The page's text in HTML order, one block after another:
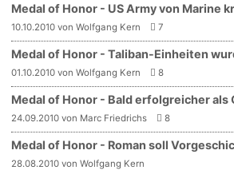
Medal of Honor - US Army von Marine
10.10.2010 von Wolfgang Kern 7
Medal of Honor - Taliban-Einheiten
01.10.2010 von Wolfgang Kern 8
Medal of Honor - Bald erfolgreicher als
24.09.2010 von Marc Friedrichs 8
Medal of Honor - Roman soll
28.08.2010 von Wolfgang Kern